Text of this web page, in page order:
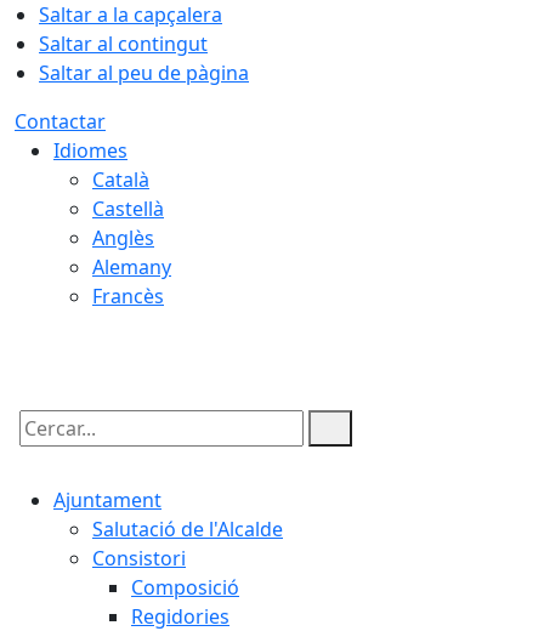
Saltar a la capçalera
Saltar al contingut
Saltar al peu de pàgina
Contactar
Idiomes
Català
Castellà
Anglès
Alemany
Francès
Cercar:
Ajuntament
Salutació de l'Alcalde
Consistori
Composició
Regidories